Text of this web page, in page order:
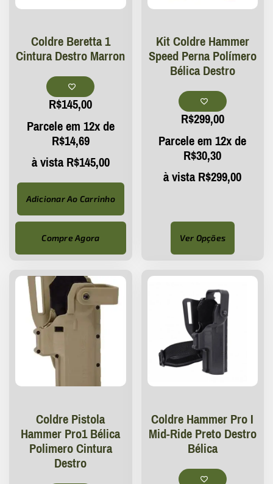
Coldre Beretta 1
Cintura Destro Marron
R$145,00
Parcele em 12x de
R$14,69
à vistaR$145,00
Adicionar Ao Carrinho
Compre Agora
Kit Coldre Hammer
Speed Perna Polímero
Bélica Destro
R$299,00
Parcele em 12x de
R$30,30
à vistaR$299,00
Ver Opções
Coldre Pistola
Hammer Pro1 Bélica
Polimero Cintura
Destro
Coldre Hammer Pro I
Mid-Ride Preto Destro
Bélica